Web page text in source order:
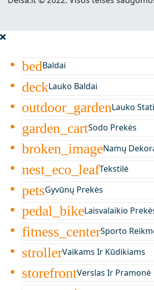
bedBaldai
deckLauko Baldai
outdoor_gardenLauko
garden_cartSodo Prekės
broken_imageNamų
nest_eco_leafTekstilė
petsGyvūnų Prekės
pedal_bikeLaisvalaikio
fitness_centerSporto
strollerVaikams Ir Kūdikiams
storefrontVerslas Ir Pramonė